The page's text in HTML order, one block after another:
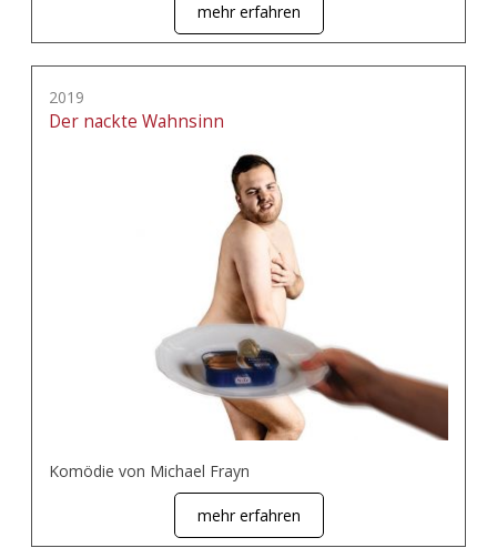
mehr erfahren
2019
Der nackte Wahnsinn
Komödie von Michael Frayn
mehr erfahren